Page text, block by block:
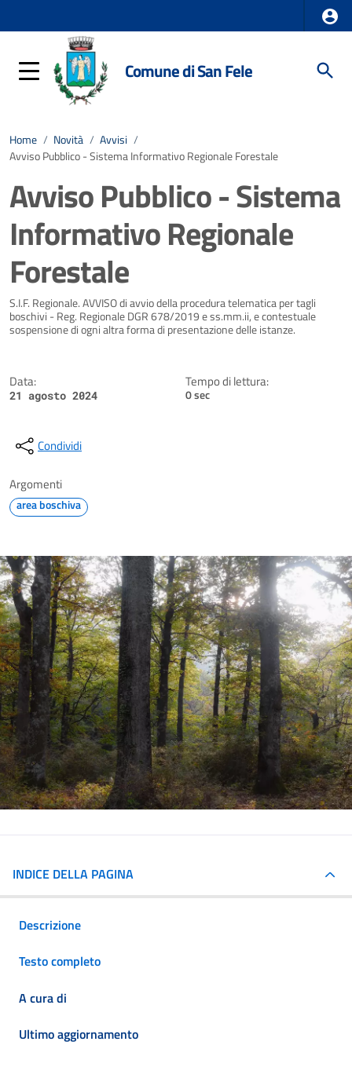
Comune di San Fele
Home / Novità / Avvisi /
Avviso Pubblico - Sistema Informativo Regionale Forestale
Avviso Pubblico - Sistema
Informativo Regionale
Forestale
Dettagli della notizia
S.I.F. Regionale. AVVISO di avvio della procedura telematica per tagli
boschivi - Reg. Regionale DGR 678/2019 e ss.mm.ii, e contestuale
sospensione di ogni altra forma di presentazione delle istanze.
Data:
21 agosto 2024
Tempo di lettura:
0 sec
Condividi
Argomenti
area boschiva
INDICE DELLA PAGINA
Descrizione
Testo completo
A cura di
Ultimo aggiornamento